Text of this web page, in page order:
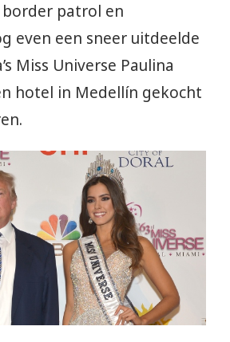
patrol en
even een sneer uitdeelde
Miss Universe Paulina
hotel in Medellín gekocht